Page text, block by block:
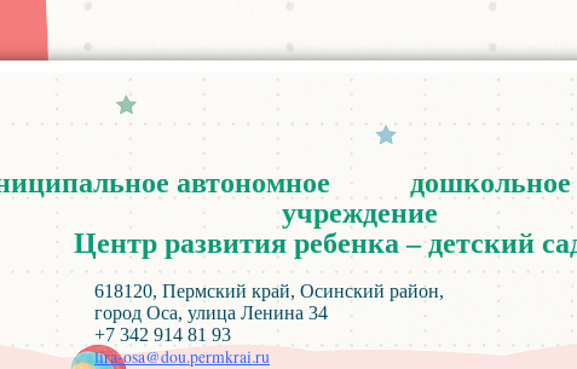
автономное дошкольное
учреждение
Центр развития ребенка –детский
Пермский край, Осинский район,
Оса, улица Ленина 34
914 81 93
lira-osa@dou.permkrai.ru